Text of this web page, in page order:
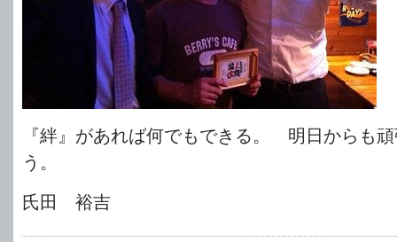
『絆』があれば何でもできる。 明日からも
う。
氏田 裕吉